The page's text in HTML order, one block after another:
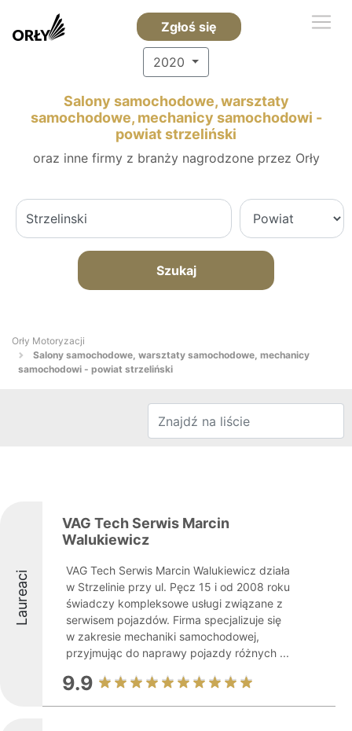
Zgłoś się
2020
Salony samochodowe, warsztaty
samochodowe, mechanicy samochodowi -
powiat strzeliński
oraz inne firmy z branży nagrodzone przez Orły
Szukaj
Orły Motoryzacji
Salony samochodowe, warsztaty samochodowe, mechanicy
samochodowi - powiat strzeliński
Laureaci
VAG Tech Serwis Marcin
Walukiewicz
VAG Tech Serwis Marcin Walukiewicz działa
w Strzelinie przy ul. Pęcz 15 i od 2008 roku
świadczy kompleksowe usługi związane z
serwisem pojazdów. Firma specjalizuje się
w zakresie mechaniki samochodowej,
przyjmując do naprawy pojazdy różnych ...
9.9